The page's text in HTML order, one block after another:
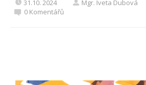
31.10. 2024 Mgr. Iveta Dubová
0 Komentářů